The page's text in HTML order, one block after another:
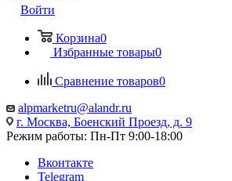
Войти
Корзина0
Избранные товары0
Сравнение товаров0
alpmarketru@alandr.ru
г. Москва, Боенский Проезд, д. 9
Режим работы: Пн-Пт 9:00-18:00
Вконтакте
Telegram